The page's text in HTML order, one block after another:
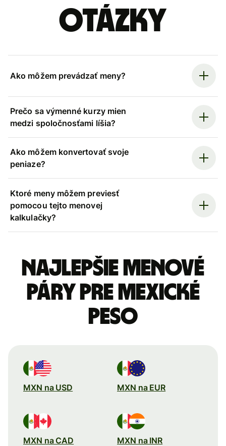
otázky
Ako môžem prevádzať meny?
Prečo sa výmenné kurzy mien
medzi spoločnosťami líšia?
Ako môžem konvertovať svoje
peniaze?
Ktoré meny môžem previesť
pomocou tejto menovej
kalkulačky?
Najlepšie menové
páry pre Mexické
peso
MXN na USD MXN na EUR
MXN na CAD MXN na INR